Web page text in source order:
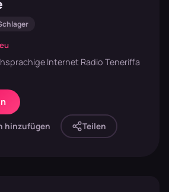
Internet Radio Teneriffa
hinzufügen Teilen